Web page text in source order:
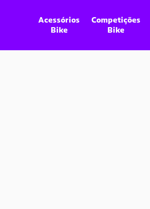
Acessórios
Bike
Competições
Bike